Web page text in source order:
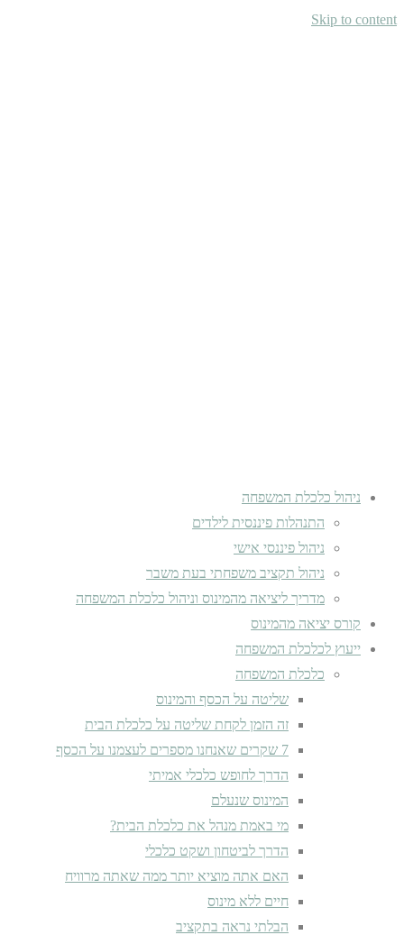
Skip to content
ניהול כלכלת המשפחה
התנהלות פיננסית לילדים
ניהול פיננסי אישי
ניהול תקציב משפחתי בעת משבר
מדריך ליציאה מהמינוס וניהול כלכלת המשפחה
קורס יציאה מהמינוס
ייעוץ לכלכלת המשפחה
כלכלת המשפחה
שליטה על הכסף והמינוס
זה הזמן לקחת שליטה על כלכלת הבית
7 שקרים שאנחנו מספרים לעצמנו על הכסף
הדרך לחופש כלכלי אמיתי
המינוס שנעלם
מי באמת מנהל את כלכלת הבית?
הדרך לביטחון ושקט כלכלי
האם אתה מוציא יותר ממה שאתה מרוויח
חיים ללא מינוס
הבלתי נראה בתקציב